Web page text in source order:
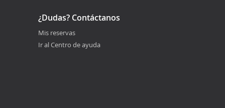
¿Dudas? Contáctanos
Mis reservas
Ir al Centro de ayuda